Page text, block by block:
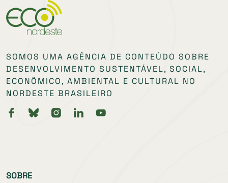
SOMOS UMA AGÊNCIA DE CONTEÚDO SOBRE
DESENVOLVIMENTO SUSTENTÁVEL, SOCIAL,
ECONÔMICO, AMBIENTAL E CULTURAL NO
NORDESTE BRASILEIRO
SOBRE